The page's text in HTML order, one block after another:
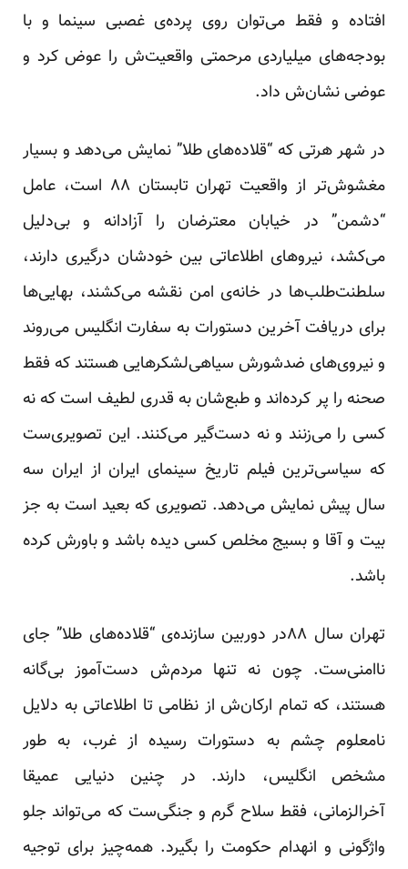
افتاده و فقط می‌توان روی پرده‌ی غصبی سینما و با
بودجه‌های میلیاردی مرحمتی واقعیت‌ش را عوض کرد و
عوضی نشان‌ش داد.
در شهر هرتی که “قلاده‌های طلا” نمایش می‌دهد و بسیار
مغشوش‌تر از واقعیت تهران تابستان ۸۸ است، عامل
“دشمن” در خیابان معترضان را آزادانه و بی‌دلیل
می‌کشد، نیروهای اطلاعاتی بین خودشان درگیری دارند،
سلطنت‌طلب‌ها در خانه‌ی امن نقشه می‌کشند، بهایی‌ها
برای دریافت آخرین دستورات به سفارت انگلیس می‌روند
و نیروی‌های ضدشورش سیاهی‌لشکرهایی هستند که فقط
صحنه را پر کرده‌اند و طبع‌شان به قدری لطیف است که نه
کسی را می‌زنند و نه دست‌گیر می‌کنند. این تصویری‌ست
که سیاسی‌ترین فیلم تاریخ سینمای ایران از ایران سه
سال پیش نمایش می‌دهد. تصویری که بعید است به جز
بیت و آقا و بسیج مخلص کسی دیده باشد و باورش کرده
باشد.
تهران سال ۸۸در دوربین سازنده‌ی “قلاده‌های طلا” جای
ناامنی‌ست. چون نه تنها مردم‌ش دست‌آموز بی‌گانه
هستند، که تمام ارکان‌ش از نظامی تا اطلاعاتی به دلایل
نامعلوم چشم به دستورات رسیده از غرب، به طور
مشخص انگلیس، دارند. در چنین دنیایی عمیقا
آخرالزمانی، فقط سلاح گرم و جنگی‌ست که می‌تواند جلو
واژگونی و انهدام حکومت را بگیرد. همه‌چیز برای توجیه